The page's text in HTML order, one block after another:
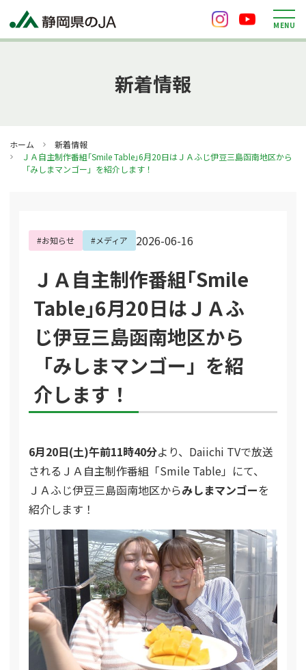
M ENU
新着情報
ホーム
新着情報
ＪＡ自主制作番組｢Smile Table｣6月20日はＪＡふじ伊豆三島函南地区から
「みしまマンゴー」を紹介します！
#お知らせ #メディア 2026-06-16
ＪＡ自主制作番組｢Smile
Table｣6月20日はＪＡふ
じ伊豆三島函南地区から
「みしまマンゴー」を紹
介します！
6月20日(土)午前11時40分より、Daiichi TVで放送
されるＪＡ自主制作番組「Smile Table」にて、
ＪＡふじ伊豆三島函南地区からみしまマンゴーを
紹介します！